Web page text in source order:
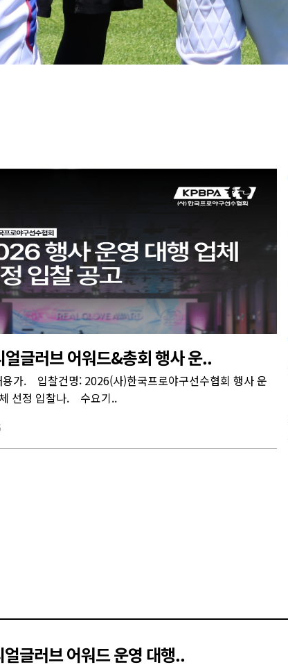
글러브 어워드&총회 행사 운..
가. 입찰건명: 2026(사)한국프로야구선수협회 행사 운
선정 입찰나. 수요기..
글러브 어워드 운영 대행..